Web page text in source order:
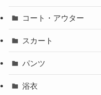
コート・アウター
スカート
パンツ
浴衣